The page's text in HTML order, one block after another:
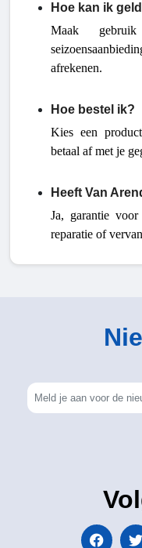
Hoe kan ik
Maak
afrekenen.
Hoe bestel ik?
Kies een
betaal af met je
Heeft Van
Ja, garantie voor
reparatie of